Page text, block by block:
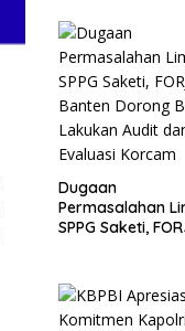
Dana Desa Rp 84
Juta, Kades
Argomulyo
Jaya Hilang 3
Bawa Anggaran
Pembangunan
Dugaan
Permasalahan
SPPG Saketi,
Evaluasi Korcam